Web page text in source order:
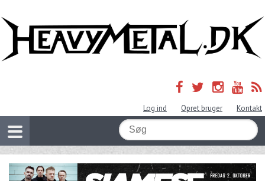
Log ind Opret bruger Kontakt